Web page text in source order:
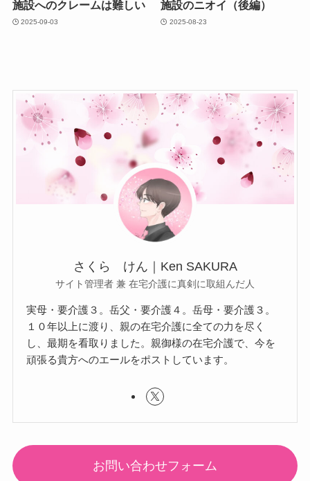
施設へのクレームは難しい
2025-09-03
施設のニオイ（後編）
2025-08-23
さくら けん｜Ken SAKURA
サイト管理者 兼 在宅介護に真剣に取組んだ人
実母・要介護３。岳父・要介護４。岳母・要介護３。
１０年以上に渡り、親の在宅介護に全ての力を尽く
し、最期を看取りました。親御様の在宅介護で、今を
頑張る貴方へのエールをポストしています。
お問い合わせフォーム